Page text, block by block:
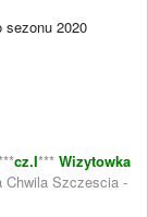
sezonu 2020
cz.I*** Wizytowka
Chwila Szczescia -